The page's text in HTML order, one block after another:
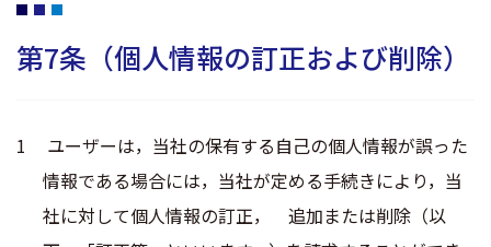
第7条（個人情報の訂正および削除）
ユーザーは，当社の保有する自己の個人情報が誤った
情報である場合には，当社が定める手続きにより，当
社に対して個人情報の訂正， 追加または削除（以